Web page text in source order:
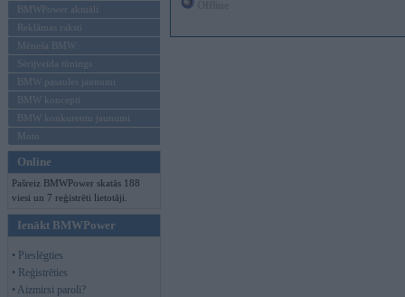
BMWPower aktuāli
Reklāmas raksti
Mēneša BMW
Sērijveida tūnings
BMW pasaules jaunumi
BMW koncepti
BMW konkurentu jaunumi
Moto
Online
Pašreiz BMWPower skatās 188
viesi un 7 reģistrēti lietotāji.
Ienākt BMWPower
• Pieslēgties
• Reģistrēties
• Aizmirsi paroli?